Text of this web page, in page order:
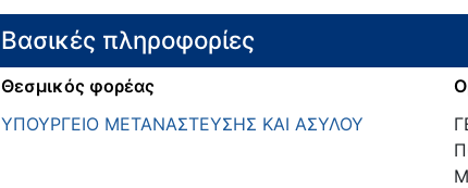
Βασικές πληροφορίες
Θεσμικός φορέας
ΥΠΟΥΡΓΕΙΟ ΜΕΤΑΝΑΣΤΕΥΣΗΣ ΚΑΙ ΑΣΥΛΟΥ